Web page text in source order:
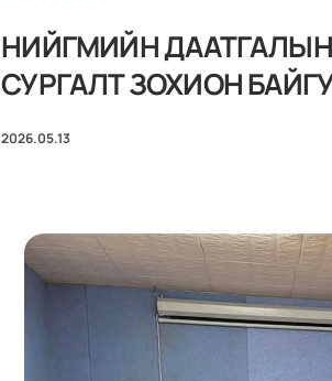
НИЙГМИЙН
СУРГАЛТ ЗОХИОН
2026.05.13